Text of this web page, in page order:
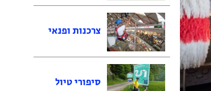
צרכנות ופנאי
סיפורי טיול